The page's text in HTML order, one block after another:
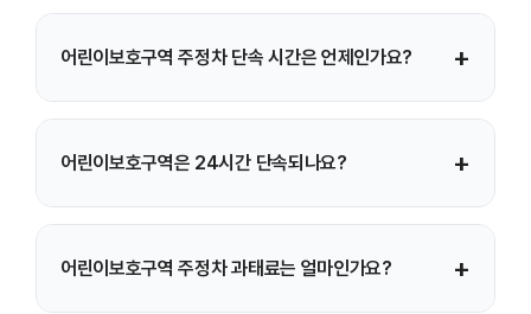
어린이보호구역 주정차 단속 시간은 언제인가요? +
금지됩니다. 일부 구간은 표지판에 명시된 시간(예: 평일
필요합니다.
어린이보호구역은 24시간 단속되나요? +
시간대가 다를 수 있습니다. 보호구역 안내 표지판에 기재된
어린이보호구역 주정차 과태료는 얼마인가요? +